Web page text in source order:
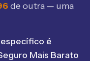
de outra — uma
é
Mais Barato